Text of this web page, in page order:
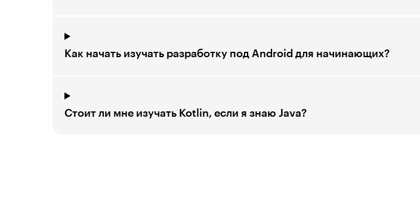
Как начать изучать разработку под Android для начинающих?
Стоит ли мне изучать Kotlin, если я знаю Java?